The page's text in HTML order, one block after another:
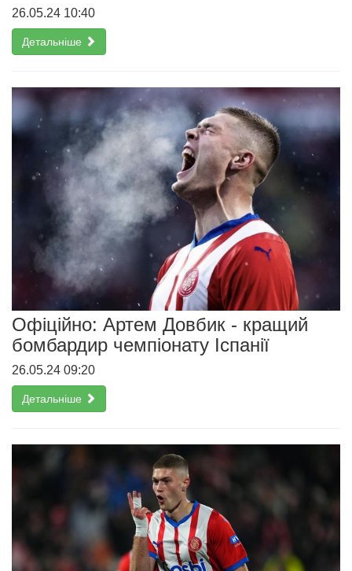
26.05.24 10:40
Детальніше
Офіційно: Артем Довбик - кращий
бомбардир чемпіонату Іспанії
26.05.24 09:20
Детальніше